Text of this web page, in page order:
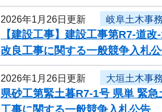
2026年1月26日更新 岐阜土木事
【建設工事】建設工事第R7-
改良工事に関する一般競争入札
2026年1月26日更新 大垣土木事
県砂工第緊土暮R7-1号 県単 緊
工事に関する一般競争入札公告